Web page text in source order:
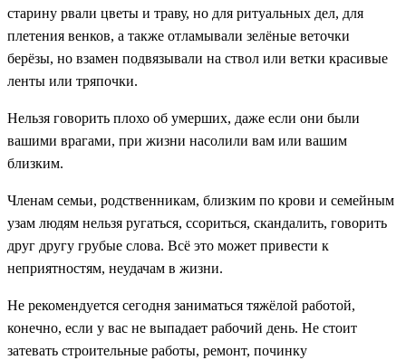
старину рвали цветы и траву, но для ритуальных дел, для
плетения венков, а также отламывали зелёные веточки
берёзы, но взамен подвязывали на ствол или ветки красивые
ленты или тряпочки.
Нельзя говорить плохо об умерших, даже если они были
вашими врагами, при жизни насолили вам или вашим
близким.
Членам семьи, родственникам, близким по крови и семейным
узам людям нельзя ругаться, ссориться, скандалить, говорить
друг другу грубые слова. Всё это может привести к
неприятностям, неудачам в жизни.
Не рекомендуется сегодня заниматься тяжёлой работой,
конечно, если у вас не выпадает рабочий день. Не стоит
затевать строительные работы, ремонт, починку